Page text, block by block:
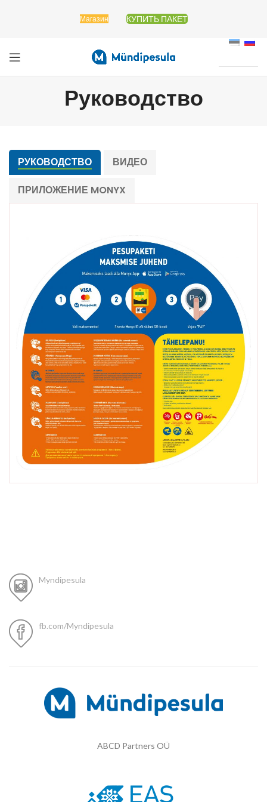
Магазин КУПИТЬ ПАКЕТ
Руководство
РУКОВОДСТВО ВИДЕО
ПРИЛОЖЕНИЕ MONYX
Myndipesula
fb.com/Myndipesula
ABCD Partners OÜ